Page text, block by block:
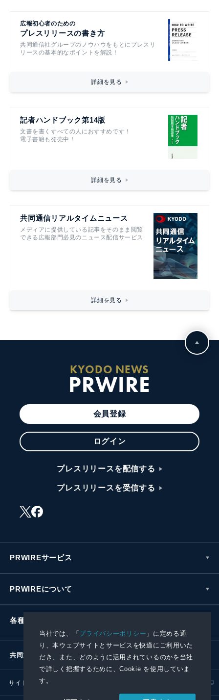
当社では、「プライバシーポリシー 」に定める通
り、本ウェブサイトとサービスを快適にご利用いた
だき、また、どのように活用されているのかを当社
で詳しく把握するために、Cookie を使用していま
す。
広報初心者のための
プレスリリースの書き方
共同通信社グループのノウハウをもとにプレスリ
リースの基本的なポイントを解説！
詳細を見る
記者ハンドブック第14版
文書を書くすべての人におすすめです！
電子書籍も発売中！
詳細を見る
共同通信リアルタイムニュース
メディアに提供している記事をそのまま閲覧
できる広報部門必見のニュース配信サービス
詳細を見る
KYODO NEWS
PRWIRE
会員登録
ログイン
プレスリリースを配信する
プレスリリースを受信する
PRWIREサービス
PRWIREについて
各種お問い合わせ
共同通信社グループ
サイトポリシー